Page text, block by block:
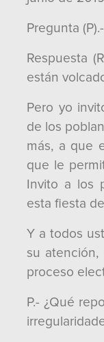
Pregunta
Respuesta
están
Pero yo
de los
más, a que
que le
Invito a los
esta fiesta
Y a todos
su
proceso
P.- ¿Qué